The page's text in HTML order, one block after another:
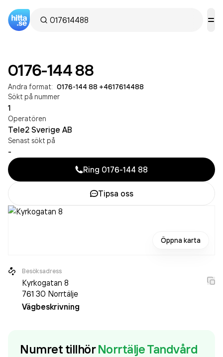
0176-144 88
Andra format: 0176-144 88 +4617614488
Sökt på nummer
1
Operatören
Tele2 Sverige AB
Senast sökt på
-
Ring 0176-144 88
Tipsa oss
Öppna karta
Besöksadress
Kyrkogatan 8
761 30 Norrtälje
Vägbeskrivning
Numret tillhör Norrtälje Tandvård